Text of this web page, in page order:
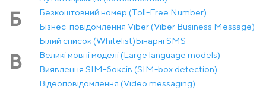
Б
Безкоштовний номер (Toll-Free Number)
Бізнес-повідомлення Viber (Viber Business Message)
Білий список (Whitelist)Бінарні SMS
В
Великі мовні моделі (Large language models)
Виявлення SIM-боксів (SIM-box detection)
Відеоповідомлення (Video messaging)